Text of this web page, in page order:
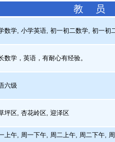
教 员
数学, 小学英语, 初一初二数学, 初一初
数学，英语，有耐心有经验。
六级
坪区, 杏花岭区, 迎泽区
上午, 周一下午, 周二上午, 周二下午,